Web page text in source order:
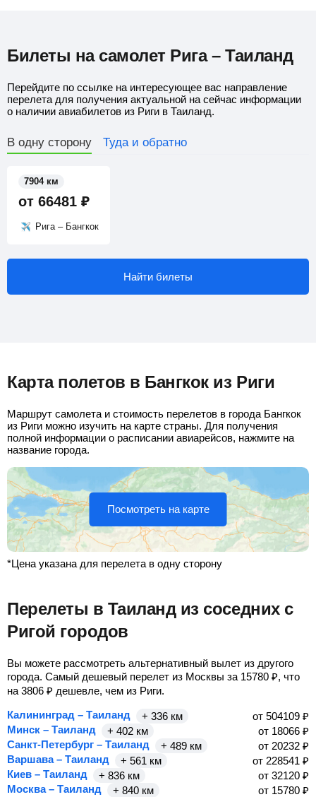
Билеты на самолет Рига – Таиланд
Перейдите по ссылке на интересующее вас направление
перелета для получения актуальной на сейчас информации
о наличии авиабилетов из Риги в Таиланд.
В одну сторону Туда и обратно
от 66481 ₽
Рига – Бангкок
7904 км
Найти билеты
Карта полетов в Бангкок из Риги
Маршрут самолета и стоимость перелетов в города Бангкок
из Риги можно изучить на карте страны. Для получения
полной информации о расписании авиарейсов, нажмите на
название города.
Посмотреть на карте
*Цена указана для перелета в одну сторону
Перелеты в Таиланд из соседних с
Ригой городов
Вы можете рассмотреть альтернативный вылет из другого
города. Самый дешевый перелет из Москвы за 15780 ₽, что
на 3806 ₽ дешевле, чем из Риги.
Калининград – Таиланд
+ 336 км от 504109 ₽
Минск – Таиланд
+ 402 км от 18066 ₽
Санкт-Петербург – Таиланд
+ 489 км от 20232 ₽
Варшава – Таиланд
+ 561 км от 228541 ₽
Киев – Таиланд
+ 836 км от 32120 ₽
Москва – Таиланд
+ 840 км от 15780 ₽